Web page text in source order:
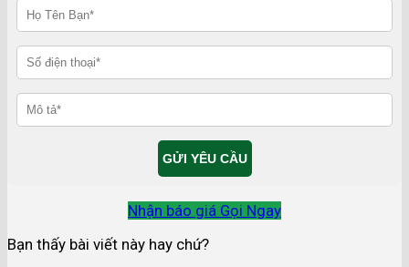
Nhận báo giá Gọi Ngay
Bạn thấy bài viết này hay chứ?